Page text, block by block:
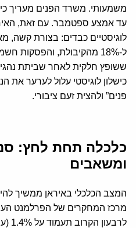
עד אמצע ספטמבר. עם זאת,
לוגיסטיים כבדים: בצורת קשה,
ל-18% מהקיבולת,
ששופץ חלקית לאחר שביתת
כישלון לוגיסטי עלול לערער את
פנים” ולהצית זעם ציבורי.
כלכלה תחת לחץ:
ומשאבים
המצב הכלכלי באיראן ממשיך
מרכז המחקרים של הפרלמנט